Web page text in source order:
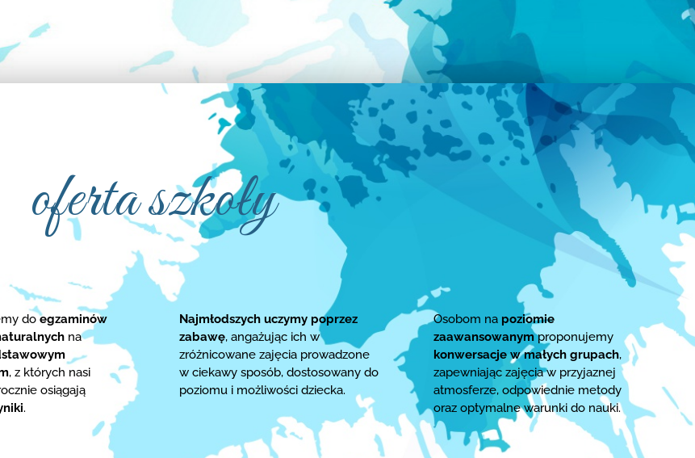
oferta szkoły
doegzaminów
na
, z których nasi
osiągają
.
Najmłodszych uczymy poprzez
zabawę, angażując ich w
zróżnicowane zajęcia prowadzone
w ciekawy sposób, dostosowany do
poziomu i możliwości dziecka.
Osobom na poziomie
zaawansowanymproponujemy
konwersacje w małych grupach,
zapewniając zajęcia w przyjaznej
atmosferze, odpowiednie metody
oraz optymalne warunki do nauki.